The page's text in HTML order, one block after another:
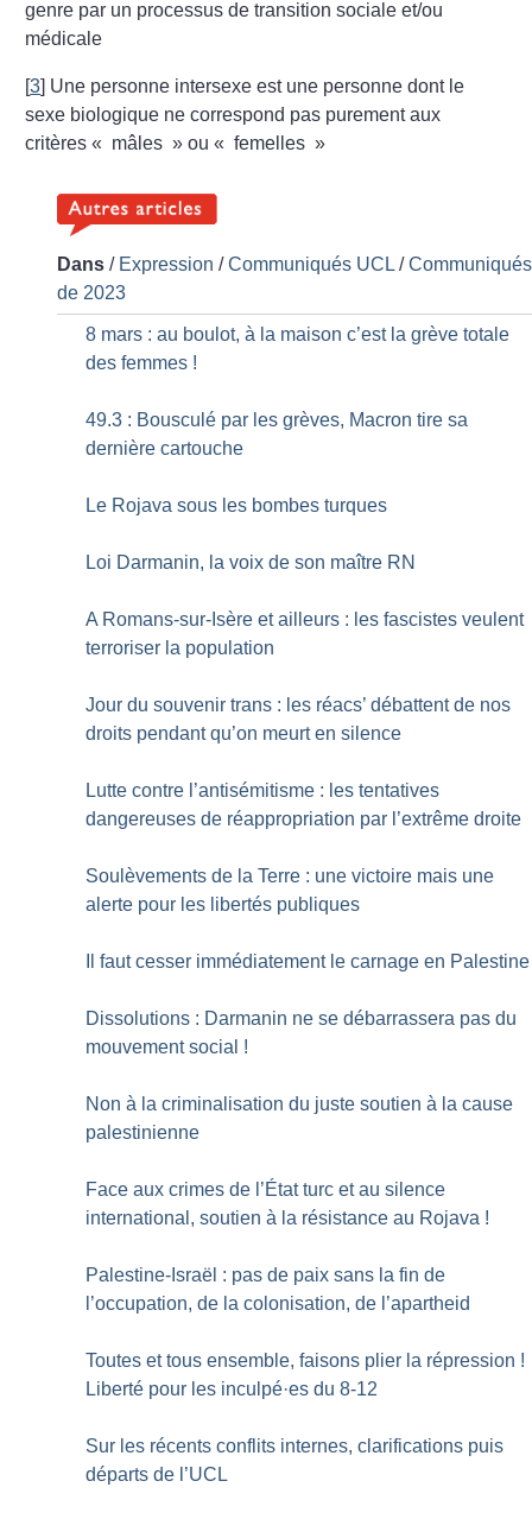
genre par un processus de transition sociale et/ou
médicale
[3] Une personne intersexe est une personne dont le
sexe biologique ne correspond pas purement aux
critères « mâles » ou « femelles »
Dans / Expression /Communiqués UCL /Communiqués
de 2023
8 mars : au boulot, à la maison c’est la grève totale
des femmes !
49.3 : Bousculé par les grèves, Macron tire sa
dernière cartouche
Le Rojava sous les bombes turques
Loi Darmanin, la voix de son maître RN
A Romans-sur-Isère et ailleurs : les fascistes veulent
terroriser la population
Jour du souvenir trans : les réacs’ débattent de nos
droits pendant qu’on meurt en silence
Lutte contre l’antisémitisme : les tentatives
dangereuses de réappropriation par l’extrême droite
Soulèvements de la Terre : une victoire mais une
alerte pour les libertés publiques
Il faut cesser immédiatement le carnage en Palestine
Dissolutions : Darmanin ne se débarrassera pas du
mouvement social !
Non à la criminalisation du juste soutien à la cause
palestinienne
Face aux crimes de l’État turc et au silence
international, soutien à la résistance au Rojava !
Palestine-Israël : pas de paix sans la fin de
l’occupation, de la colonisation, de l’apartheid
Toutes et tous ensemble, faisons plier la répression !
Liberté pour les inculpé·es du 8-12
Sur les récents conflits internes, clarifications puis
départs de l’UCL